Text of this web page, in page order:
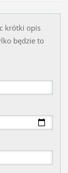
krótki opis
będzie to